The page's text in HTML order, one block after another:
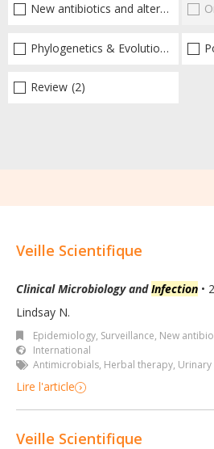
New antibiotics and alternatives
Phylogenetics & Evolution
Review (2)
Veille Scientifique
Clinical Microbiology andInfection •
Lindsay N.
Epidemiology, Surveillance, New
International
Antimicrobials, Herbal therapy, Urinary
Lire l'article
Veille Scientifique